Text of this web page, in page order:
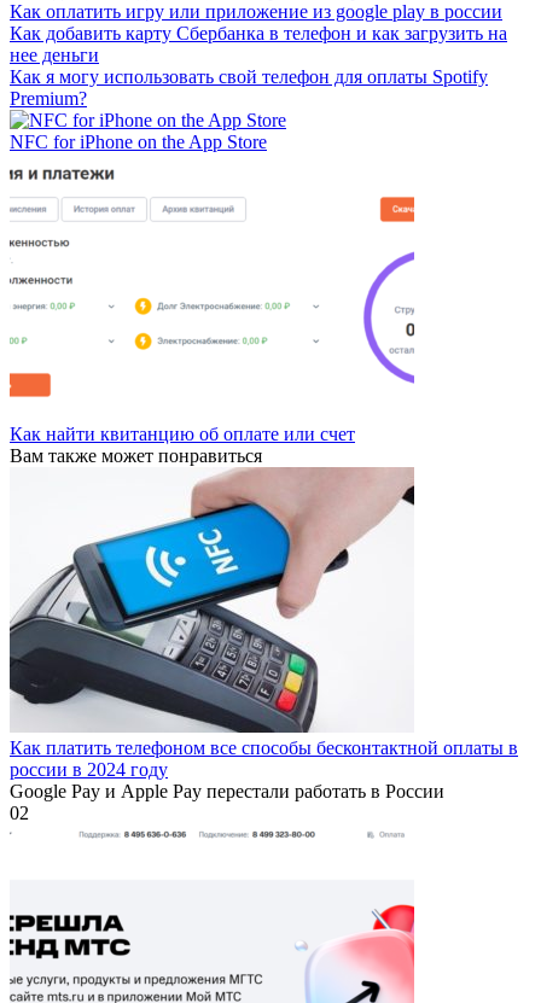
Как оплатить игру или приложение из google play в россии
Как добавить карту Сбербанка в телефон и как загрузить на
нее деньги
Как я могу использовать свой телефон для оплаты Spotify
Premium?
‎NFC for iPhone on the App Store
Как найти квитанцию об оплате или счет
Вам также может понравиться
Как платить телефоном все способы бесконтактной оплаты в
россии в 2024 году
Google Pay и Apple Pay перестали работать в России
02